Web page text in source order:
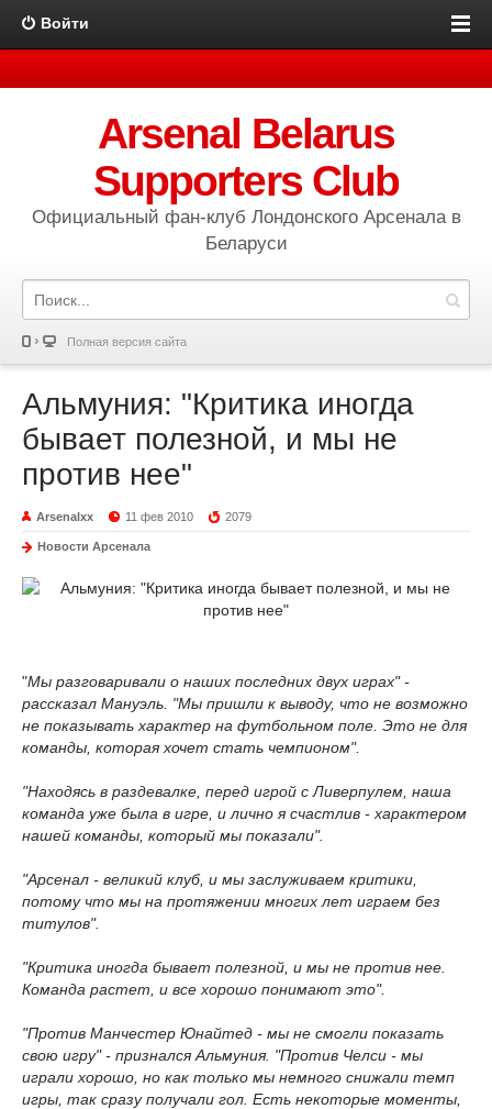
Войти
Arsenal Belarus
Supporters Club
Официальный фан-клуб Лондонского Арсенала в
Беларуси
Полная версия сайта
Альмуния: "Критика иногда
бывает полезной, и мы не
против нее"
Arsenalxx 11 фев 2010 2079
Новости Арсенала
"Мы разговаривали о наших последних двух играх" -
рассказал Мануэль. "Мы пришли к выводу, что не возможно
не показывать характер на футбольном поле. Это не для
команды, которая хочет стать чемпионом".
"Находясь в раздевалке, перед игрой с Ливерпулем, наша
команда уже была в игре, и лично я счастлив - характером
нашей команды, который мы показали".
"Арсенал - великий клуб, и мы заслуживаем критики,
потому что мы на протяжении многих лет играем без
титулов".
"Критика иногда бывает полезной, и мы не против нее.
Команда растет, и все хорошо понимают это".
"Против Манчестер Юнайтед - мы не смогли показать
свою игру" - признался Альмуния. "Против Челси - мы
играли хорошо, но как только мы немного снижали темп
игры, так сразу получали гол. Есть некоторые моменты,